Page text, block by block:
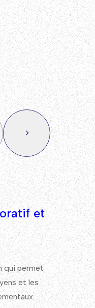
et
qui permet
et les
LA VIE
La
pour